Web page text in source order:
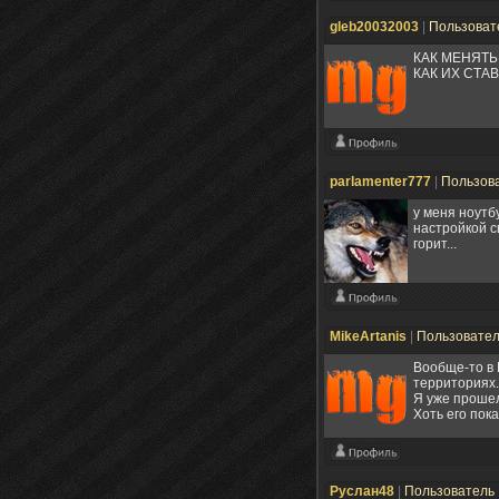
gleb20032003
КАК
КАК ИХ
parlamenter777
у меня
настройкой
горит...
MikeArtanis
Вообще-то в
территориях.
Я уже
Хоть его
Руслан48 Пользователь